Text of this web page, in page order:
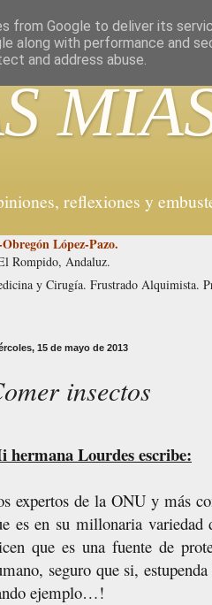
reflexiones y
López-Pazo.
Rompido, Andaluz.
y Cirugía. Frustrado Alquimista.
15 de mayo de 2013
insectos
hermana Lourdes escribe:
expertos de la ONU y más
es en su millonaria
que es una fuente de
seguro que si,
ejemplo…!
from Google to deliver its
along with performance and
and address abuse.